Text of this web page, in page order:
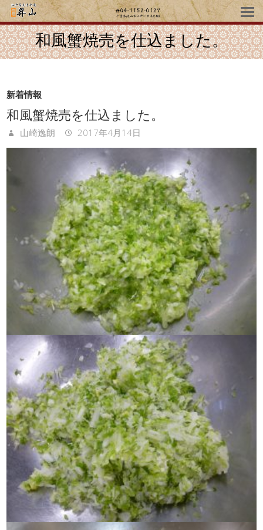
和風蟹焼売を仕込ました。
新着情報
和風蟹焼売を仕込ました。
山崎逸朗 2017年4月14日